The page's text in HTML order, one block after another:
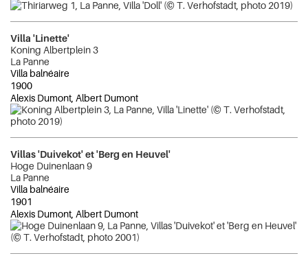
Villa 'Linette'
Koning Albertplein 3
La Panne
Villa balnéaire
1900
Alexis Dumont, Albert Dumont
Villas 'Duivekot' et 'Berg en Heuvel'
Hoge Duinenlaan 9
La Panne
Villa balnéaire
1901
Alexis Dumont, Albert Dumont